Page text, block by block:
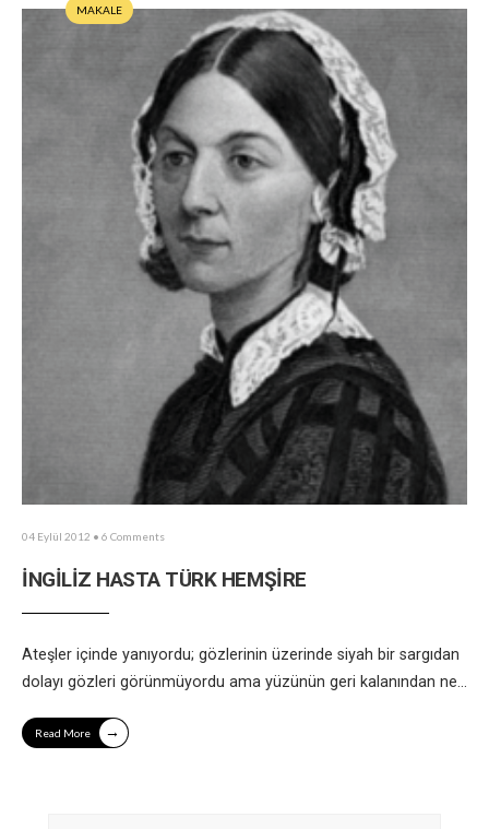
MAKALE
04 Eylül 2012 • 6 Comments
İNGİLİZ HASTA TÜRK HEMŞİRE
Ateşler içinde yanıyordu; gözlerinin üzerinde siyah bir sargıdan
dolayı gözleri görünmüyordu ama yüzünün geri kalanından ne...
Read More →